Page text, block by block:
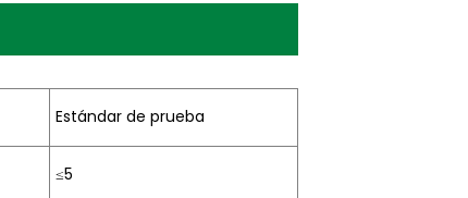
Estándar de prueba
≤5